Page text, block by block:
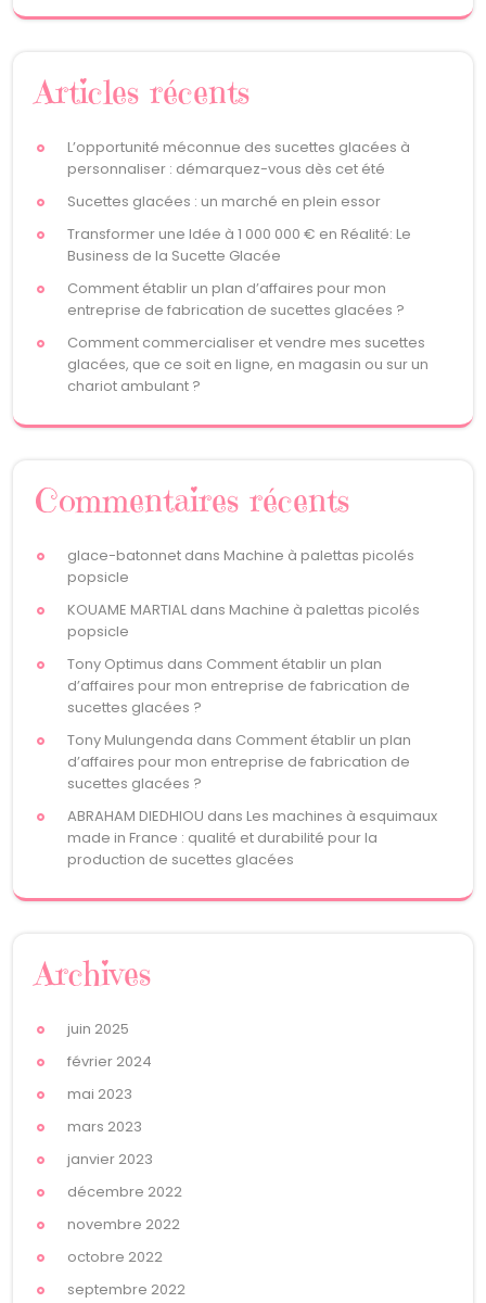
Articles récents
L’opportunité méconnue des sucettes glacées à
personnaliser : démarquez-vous dès cet été
Sucettes glacées : un marché en plein essor
Transformer une Idée à 1 000 000 € en Réalité: Le
Business de la Sucette Glacée
Comment établir un plan d’affaires pour mon
entreprise de fabrication de sucettes glacées ?
Comment commercialiser et vendre mes sucettes
glacées, que ce soit en ligne, en magasin ou sur un
chariot ambulant ?
Commentaires récents
glace-batonnet dans Machine à palettas picolés
popsicle
KOUAME MARTIAL dans Machine à palettas picolés
popsicle
Tony Optimus dans Comment établir un plan
d’affaires pour mon entreprise de fabrication de
sucettes glacées ?
Tony Mulungenda dans Comment établir un plan
d’affaires pour mon entreprise de fabrication de
sucettes glacées ?
ABRAHAM DIEDHIOU dans Les machines à esquimaux
made in France : qualité et durabilité pour la
production de sucettes glacées
Archives
juin 2025
février 2024
mai 2023
mars 2023
janvier 2023
décembre 2022
novembre 2022
octobre 2022
septembre 2022